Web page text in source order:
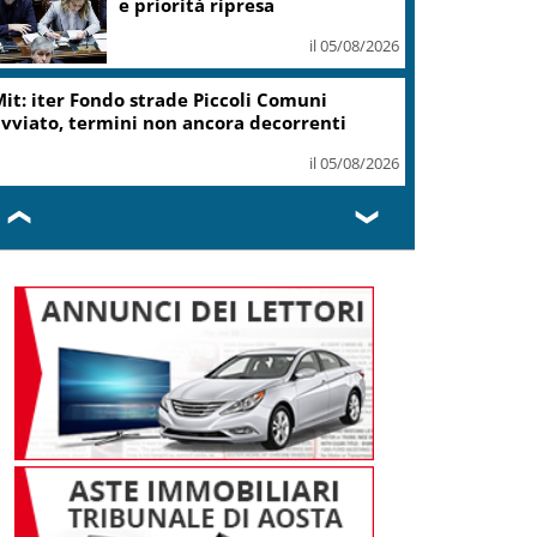
il 05/08/2026
iter Fondo strade Piccoli Comuni
termini non ancora decorrenti
il 05/08/2026
❮ ❯